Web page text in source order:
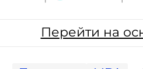
Перейти на